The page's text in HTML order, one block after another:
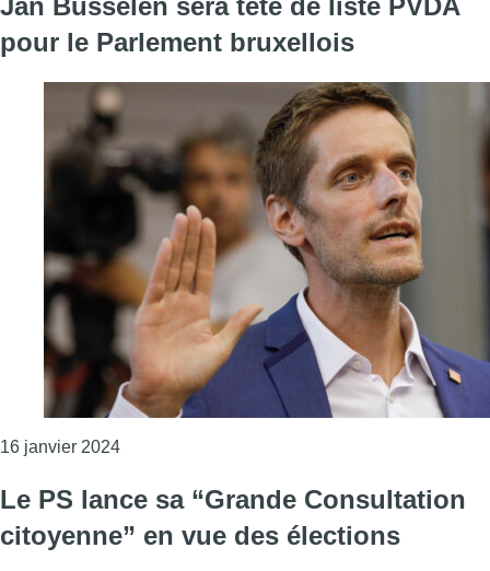
pour le Parlement bruxellois
16 janvier 2024Consulter l'article "Jan Busselen sera tête de
Le PS lance sa “Grande Consultation
citoyenne” en vue des élections